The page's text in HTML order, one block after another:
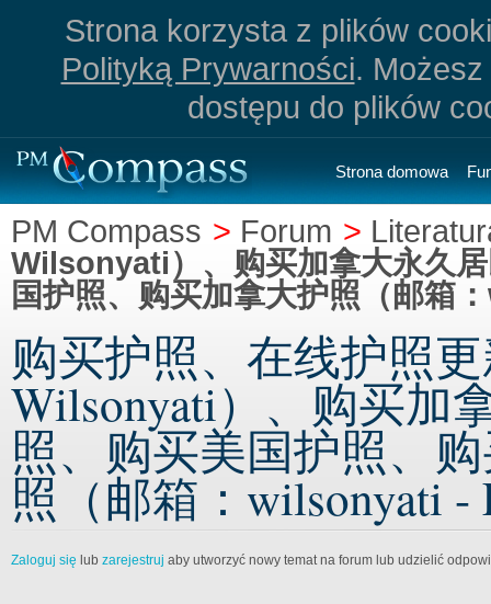
Strona korzysta z plików
Polityką Prywarności.
dostępu do plików
Strona domowa
PM Compass > Forum >
Wilsonyati）、购买加拿大永久
国护照、购买加拿大护照（邮箱
购买护照、在线护照
Wilsonyati）、购买加
照、购买美国护照、
照（邮箱：wilsonyati -
Zaloguj się lub zarejestruj aby utworzyć nowy temat na forum lub udzielić